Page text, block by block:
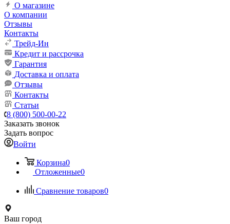
О магазине
О компании
Отзывы
Контакты
Трейд-Ин
Кредит и рассрочка
Гарантия
Доставка и оплата
Отзывы
Контакты
Статьи
8 (800) 500-00-22
Заказать звонок
Задать вопрос
Войти
Корзина0
Отложенные0
Сравнение товаров0
Ваш город